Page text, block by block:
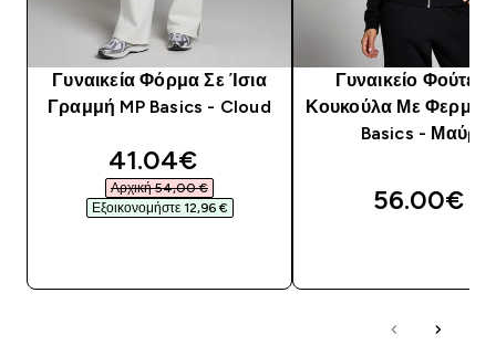
Γυναικεία Φόρμα Σε Ίσια
Γραμμή MP Basics - Cloud
discounted price
41.04€‎
Αρχική 54,00 €‎
Εξοικονομήστε 12,96 €‎
Γυναικείο Φούτερ
Κουκούλα Με
Basics - Μαύρο
56.00€‎